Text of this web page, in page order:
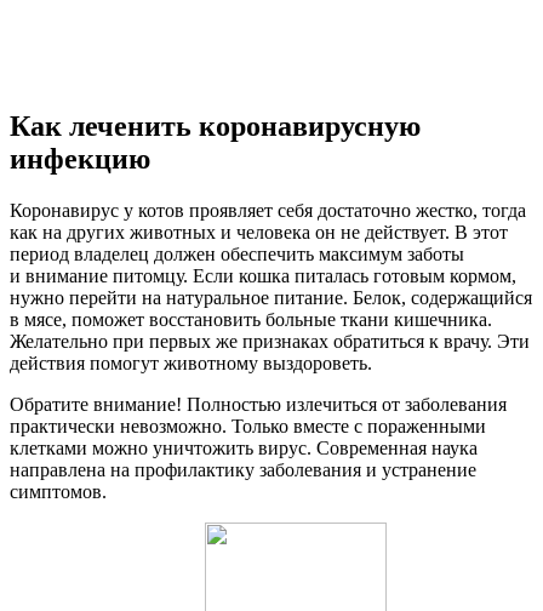
Как леченить коронавирусную
инфекцию
Коронавирус у котов проявляет себя достаточно жестко, тогда
как на других животных и человека он не действует. В этот
период владелец должен обеспечить максимум заботы
и внимание питомцу. Если кошка питалась готовым кормом,
нужно перейти на натуральное питание. Белок, содержащийся
в мясе, поможет восстановить больные ткани кишечника.
Желательно при первых же признаках обратиться к врачу. Эти
действия помогут животному выздороветь.
Обратите внимание! Полностью излечиться от заболевания
практически невозможно. Только вместе с пораженными
клетками можно уничтожить вирус. Современная наука
направлена на профилактику заболевания и устранение
симптомов.